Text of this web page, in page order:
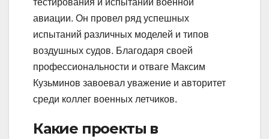
тестирования и испытаний военной
авиации. Он провел ряд успешных
испытаний различных моделей и типов
воздушных судов. Благодаря своей
профессиональности и отваге Максим
Кузьминов завоевал уважение и авторитет
среди коллег военных летчиков.
Какие проекты в